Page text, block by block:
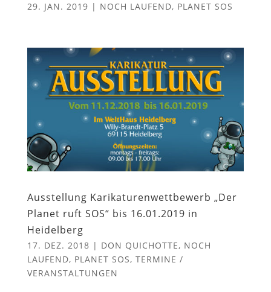
29. JAN. 2019 | NOCH LAUFEND, PLANET SOS
Ausstellung Karikaturenwettbewerb „Der
Planet ruft SOS“ bis 16.01.2019 in
Heidelberg
17. DEZ. 2018 | DON QUICHOTTE, NOCH
LAUFEND, PLANET SOS, TERMINE /
VERANSTALTUNGEN